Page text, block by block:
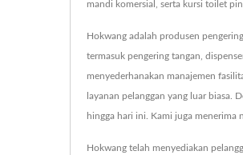
mandi komersial, serta kursi toilet
Hokwang adalah produsen
termasuk pengering tangan,
menyederhanakan manajemen
layanan pelanggan yang luar biasa.
hingga hari ini. Kami juga menerima
Hokwang telah menyediakan